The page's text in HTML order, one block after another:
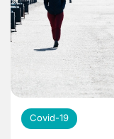
Covid-19